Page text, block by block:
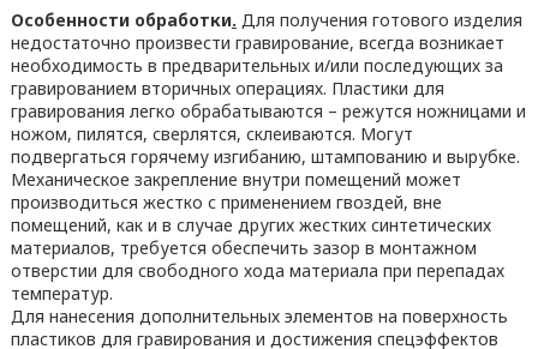
Особенности обработки. Для получения готового изделия
недостаточно произвести гравирование, всегда возникает
необходимость в предварительных и/или последующих за
гравированием вторичных операциях. Пластики для
гравирования легко обрабатываются – режутся ножницами и
ножом, пилятся, сверлятся, склеиваются. Могут
подвергаться горячему изгибанию, штампованию и вырубке.
Механическое закрепление внутри помещений может
производиться жестко с применением гвоздей, вне
помещений, как и в случае других жестких синтетических
материалов, требуется обеспечить зазор в монтажном
отверстии для свободного хода материала при перепадах
температур.
Для нанесения дополнительных элементов на поверхность
пластиков для гравирования и достижения спецэффектов